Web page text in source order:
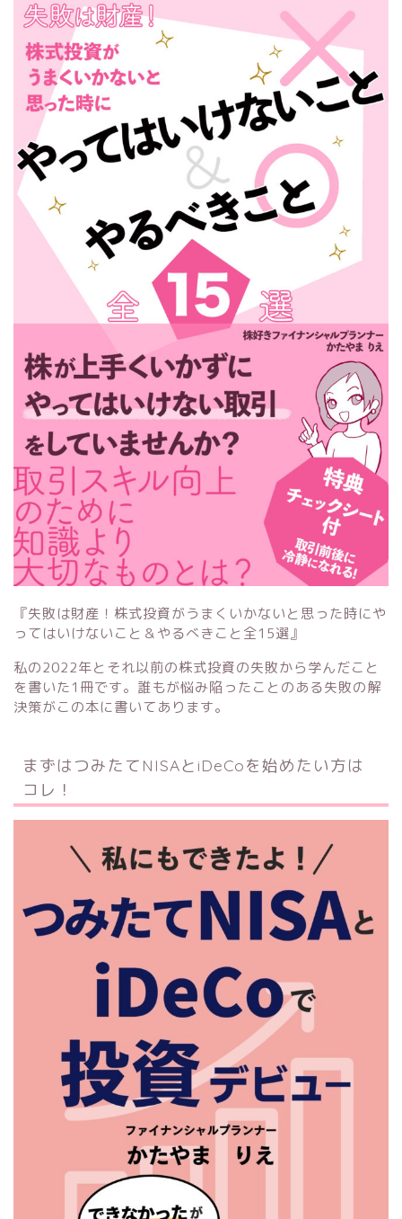
『失敗は財産！株式投資がうまくいかないと思った時にや
ってはいけないこと＆やるべきこと全15選』
私の2022年とそれ以前の株式投資の失敗から学んだこと
を書いた1冊です。誰もが悩み陥ったことのある失敗の解
決策がこの本に書いてあります。
まずはつみたてNISAとiDeCoを始めたい方は
コレ！